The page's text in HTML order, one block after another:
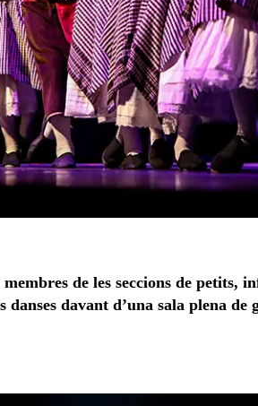
de les seccions de petits,
davant d’una sala plena